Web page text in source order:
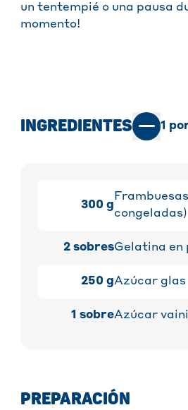
un tentempié o una pausa
momento!
INGREDIENTES 1
300 g
congeladas)
2 sobresGelatina en
250 gAzúcar glas
1 sobreAzúcar
PREPARACIÓN